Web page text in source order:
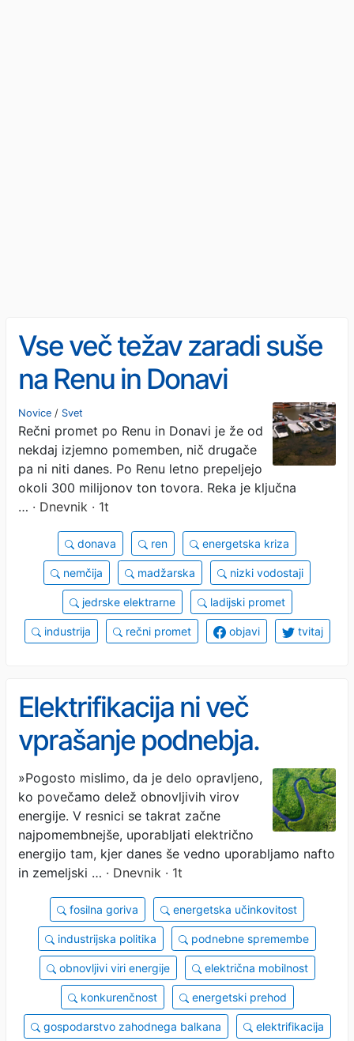
Vse več težav zaradi suše
na Renu in Donavi
Novice / Svet
Rečni promet po Renu in Donavi je že od
nekdaj izjemno pomemben, nič drugače
pa ni niti danes. Po Renu letno prepeljejo
okoli 300 milijonov ton tovora. Reka je ključna
… · Dnevnik · 1t
donava ren energetska kriza
nemčija madžarska nizki vodostaji
jedrske elektrarne ladijski promet
industrija rečni promet objavi tvitaj
Elektrifikacija ni več
vprašanje podnebja.
Postala je vprašanje
gospodarstva.
»Pogosto mislimo, da je delo opravljeno,
ko povečamo delež obnovljivih virov
energije. V resnici se takrat začne
najpomembnejše, uporabljati električno
energijo tam, kjer danes še vedno uporabljamo nafto
in zemeljski … · Dnevnik · 1t
fosilna goriva energetska učinkovitost
industrijska politika podnebne spremembe
obnovljivi viri energije električna mobilnost
konkurenčnost energetski prehod
gospodarstvo zahodnega balkana elektrifikacija